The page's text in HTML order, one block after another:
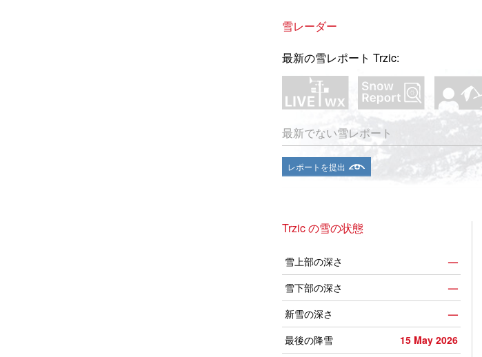
雪レーダー
最新の雪レポート Trzic:
最新でない雪レポート
レポートを提出
Trzic の雪の状態
雪上部の深さ
—
雪下部の深さ
—
新雪の深さ
—
最後の降雪
15 May 2026